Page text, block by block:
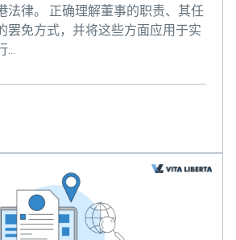
法律。 正确理解董事的职责、其任
罢免方式，并将这些方面应用于实
...